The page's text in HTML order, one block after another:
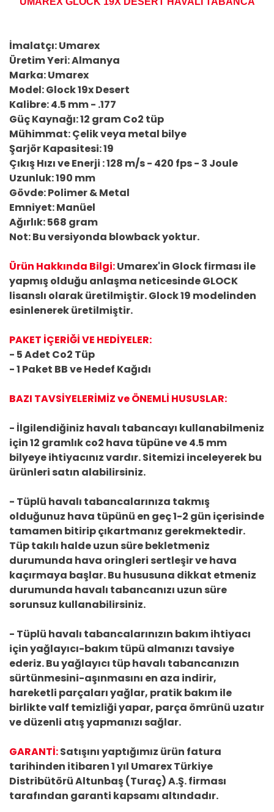
İmalatçı: Umarex
Üretim Yeri: Almanya
Marka: Umarex
Model: Glock 19x Desert
Kalibre: 4.5 mm - .177
Güç Kaynağı: 12 gram Co2 tüp
Mühimmat: Çelik veya metal bilye
Şarjör Kapasitesi: 19
Çıkış Hızı ve Enerji : 128 m/s - 420 fps - 3 Joule
Uzunluk: 190 mm
Gövde: Polimer & Metal
Emniyet: Manüel
Ağırlık: 568 gram
Not: Bu versiyonda blowback yoktur.
Ürün Hakkında Bilgi:Umarex'in Glock firması ile
yapmış olduğu anlaşma neticesinde GLOCK
lisanslı olarak üretilmiştir. Glock 19 modelinden
esinlenerek üretilmiştir.
PAKET İÇERİĞİ VE HEDİYELER:
- 5 Adet Co2 Tüp
- 1 Paket BB ve Hedef Kağıdı
BAZI TAVSİYELERİMİZ ve ÖNEMLİ HUSUSLAR:
- İlgilendiğiniz havalı tabancayı kullanabilmeniz
için 12 gramlık co2 hava tüpüne ve 4.5 mm
bilyeye ihtiyacınız vardır. Sitemizi inceleyerek bu
ürünleri satın alabilirsiniz.
- Tüplü havalı tabancalarınıza takmış
olduğunuz hava tüpünü en geç 1-2 gün içerisinde
tamamen bitirip çıkartmanız gerekmektedir.
Tüp takılı halde uzun süre bekletmeniz
durumunda hava oringleri sertleşir ve hava
kaçırmaya başlar. Bu hususuna dikkat etmeniz
durumunda havalı tabancanızı uzun süre
sorunsuz kullanabilirsiniz.
- Tüplü havalı tabancalarınızın bakım ihtiyacı
için yağlayıcı-bakım tüpü almanızı tavsiye
ederiz. Bu yağlayıcı tüp havalı tabancanızın
sürtünmesini-aşınmasını en aza indirir,
hareketli parçaları yağlar, pratik bakım ile
birlikte valf temizliği yapar, parça ömrünü uzatır
ve düzenli atış yapmanızı sağlar.
GARANTİ:Satışını yaptığımız ürün fatura
tarihinden itibaren 1 yıl Umarex Türkiye
Distribütörü Altunbaş (Turaç) A.Ş. firması
tarafından garanti kapsamı altındadır.